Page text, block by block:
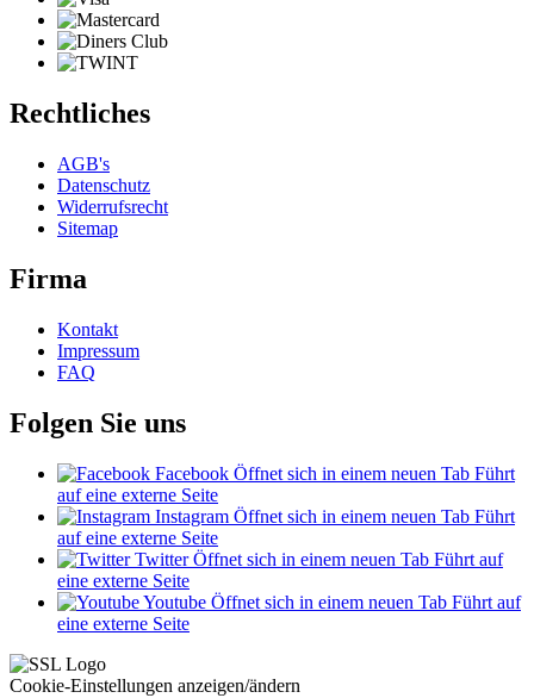
Rechtliches
AGB's
Datenschutz
Widerrufsrecht
Sitemap
Firma
Kontakt
Impressum
FAQ
Folgen Sie uns
Facebook Öffnet sich in einem neuen Tab Führt
auf eine externe Seite
Instagram Öffnet sich in einem neuen Tab Führt
auf eine externe Seite
Twitter Öffnet sich in einem neuen Tab Führt auf
eine externe Seite
Youtube Öffnet sich in einem neuen Tab Führt auf
eine externe Seite
Cookie-Einstellungen anzeigen/ändern